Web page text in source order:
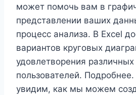
может помочь вам в
представлении ваших
процесс анализа. В Excel
вариантов круговых
удовлетворения различных
пользователей.
увидим, как мы можем